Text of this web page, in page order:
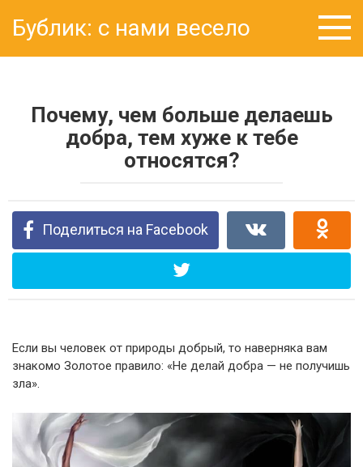
контенту
Бублик: с нами весело
Почему, чем больше делаешь
добра, тем хуже к тебе
относятся?
Поделиться на Facebook
Если вы человек от природы добрый, то наверняка вам
знакомо Золотое правило: «Не делай добра — не получишь
зла».